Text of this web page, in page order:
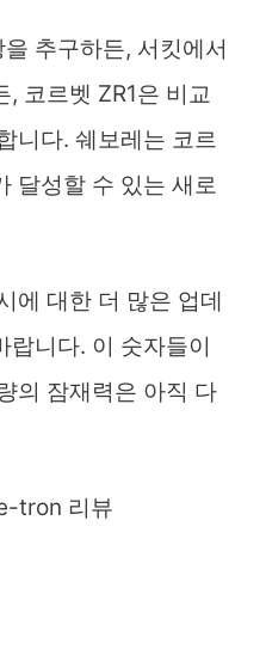
추구하든, 서킷에서
, 코르벳 ZR1은 비교
니다. 쉐보레는 코르
달성할 수 있는 새로
에 대한 더 많은 업데
랍니다. 이 숫자들이
의 잠재력은 아직 다
tron 리뷰